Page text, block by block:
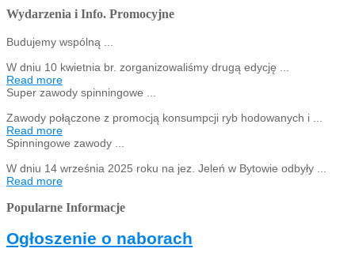
Wydarzenia i Info. Promocyjne
Budujemy wspólną ...
W dniu 10 kwietnia br. zorganizowaliśmy drugą edycję ...
Read more
Super zawody spinningowe ...
Zawody połączone z promocją konsumpcji ryb hodowanych i ...
Read more
Spinningowe zawody ...
W dniu 14 września 2025 roku na jez. Jeleń w Bytowie odbyły ...
Read more
Popularne Informacje
Ogłoszenie o naborach